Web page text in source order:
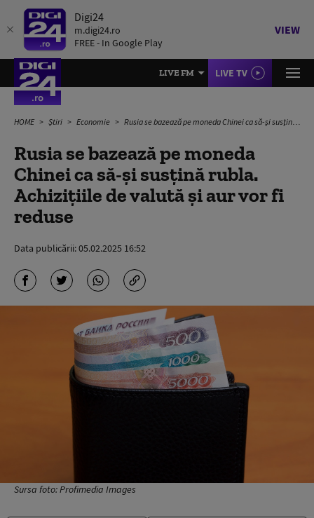
Digi24
m.digi24.ro
FREE - In Google Play
VIEW
LIVE FM LIVE TV
HOME Știri Economie Rusia se bazează pe moneda Chinei ca să-și susțină rubla. Achizițiile de valută și aur vor fi reduse
Rusia se bazează pe moneda
Chinei ca să-și susțină rubla.
Achizițiile de valută și aur vor fi
reduse
Data publicării:05.02.2025 16:52
Sursa foto: Profimedia Images